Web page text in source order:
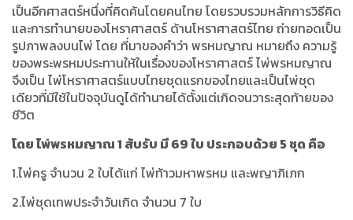
เป็นอีกศาสตร์หนึ่งที่คิดค้นโดยคนไทย โดยรวบรวมหลักการวิธีคิด
และการทำนายของโหราศาสตร์ ด้านโหราศาสตร์ไทย ถ่ายทอดเป็น
รูปภาพลงบนไพ่ โดย ที่มาของคำว่า พรหมญาณ หมายถึง ความรู้
ของพระพรหมประทานให้ในเรื่องของโหราศาสตร์ ไพ่พรหมญาณ
จึงเป็น ไพ่โหราศาสตร์แบบไทยชุดแรกของไทยและเป็นไพ่ชุด
เดียวที่มีใช้ในปัจจุบันดูได้ทำนายได้ตั้งแต่เกิดจนวาระสุดท้ายของ
ชีวิต
โดย ไพ่พรหมญาณ 1 สับรับ มี 69 ใบ ประกอบด้วย 5 ชุด คือ
1.ไพ่ครู จำนวน 2 ใบได้แก่ ไพ่ท้าวมหาพรหม และพญาภิเภก
2.ไพ่ชุดเทพประจำวันเกิด จำนวน 7 ใบ